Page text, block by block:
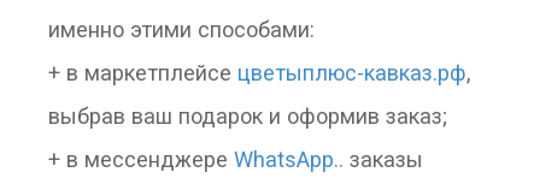
именно этими способами:
+ в маркетплейсе цветыплюс-кавказ.рф,
выбрав ваш подарок и оформив заказ;
+ в мессенджере WhatsApp.. заказы